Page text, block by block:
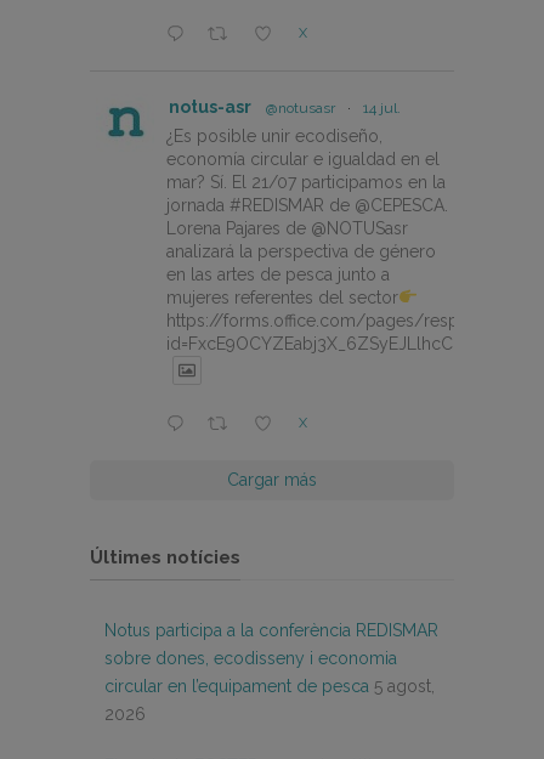
X
notus-asr @notusasr · 14 jul.
¿Es posible unir ecodiseño,
economía circular e igualdad en el
mar? Sí. El 21/07 participamos en la
jornada #REDISMAR de @CEPESCA.
Lorena Pajares de @NOTUSasr
analizará la perspectiva de género
en las artes de pesca junto a
mujeres referentes del sector
https://forms.office.com/pages/
X
Cargar más
Últimes notícies
Notus participa a la conferència REDISMAR
sobre dones, ecodisseny i economia
circular en l’equipament de pesca 5 agost,
2026